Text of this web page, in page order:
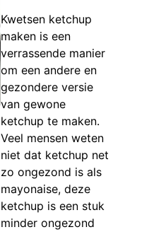
Kwetsen ketchup
maken is een
verrassende manier
om een andere en
gezondere versie
van gewone
ketchup te maken.
Veel mensen weten
niet dat ketchup net
zo ongezond is als
mayonaise, deze
ketchup is een stuk
minder ongezond